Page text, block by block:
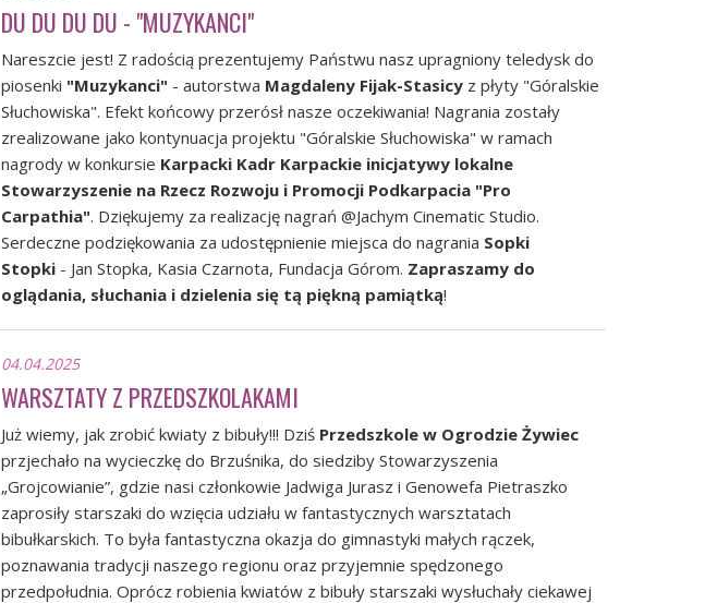
DU DU DU DU - "MUZYKANCI"
Nareszcie jest! Z radością prezentujemy Państwu nasz upragniony teledysk do
piosenki "Muzykanci" - autorstwa Magdaleny Fijak-Stasicy z płyty "Góralskie
Słuchowiska". Efekt końcowy przerósł nasze oczekiwania! Nagrania zostały
zrealizowane jako kontynuacja projektu "Góralskie Słuchowiska" w ramach
nagrody w konkursie Karpacki Kadr Karpackie inicjatywy lokalne
Stowarzyszenie na Rzecz Rozwoju i Promocji Podkarpacia "Pro
Carpathia". Dziękujemy za realizację nagrań @Jachym Cinematic Studio.
Serdeczne podziękowania za udostępnienie miejsca do nagrania Sopki
Stopki - Jan Stopka, Kasia Czarnota, Fundacja Górom. Zapraszamy do
oglądania, słuchania i dzielenia się tą piękną pamiątką!
04.04.2025
WARSZTATY Z PRZEDSZKOLAKAMI
Już wiemy, jak zrobić kwiaty z bibuły!!! Dziś Przedszkole w Ogrodzie Żywiec
przjechało na wycieczkę do Brzuśnika, do siedziby Stowarzyszenia
„Grojcowianie”, gdzie nasi członkowie Jadwiga Jurasz i Genowefa Pietraszko
zaprosiły starszaki do wzięcia udziału w fantastycznych warsztatach
bibułkarskich. To była fantastyczna okazja do gimnastyki małych rączek,
poznawania tradycji naszego regionu oraz przyjemnie spędzonego
przedpołudnia. Oprócz robienia kwiatów z bibuły starszaki wysłuchały ciekawej